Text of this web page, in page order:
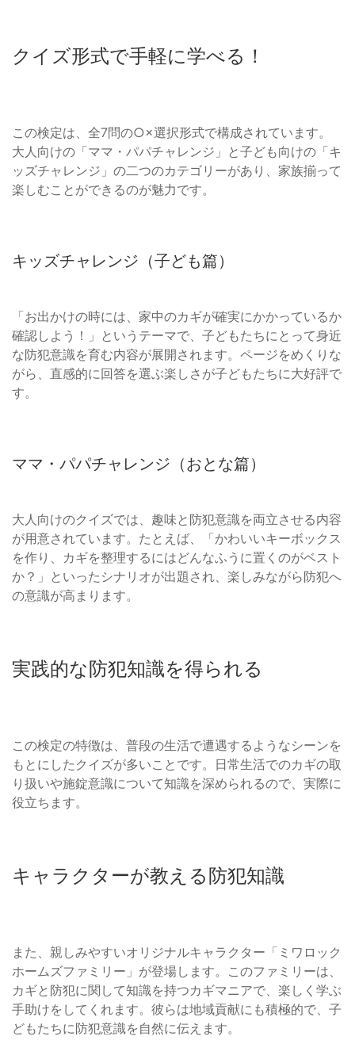
クイズ形式で手軽に学べる！
この検定は、全7問の○×選択形式で構成されています。
大人向けの「ママ・パパチャレンジ」と子ども向けの「キ
ッズチャレンジ」の二つのカテゴリーがあり、家族揃って
楽しむことができるのが魅力です。
キッズチャレンジ（子ども篇）
「お出かけの時には、家中のカギが確実にかかっているか
確認しよう！」というテーマで、子どもたちにとって身近
な防犯意識を育む内容が展開されます。ページをめくりな
がら、直感的に回答を選ぶ楽しさが子どもたちに大好評で
す。
ママ・パパチャレンジ（おとな篇）
大人向けのクイズでは、趣味と防犯意識を両立させる内容
が用意されています。たとえば、「かわいいキーボックス
を作り、カギを整理するにはどんなふうに置くのがベスト
か？」といったシナリオが出題され、楽しみながら防犯へ
の意識が高まります。
実践的な防犯知識を得られる
この検定の特徴は、普段の生活で遭遇するようなシーンを
もとにしたクイズが多いことです。日常生活でのカギの取
り扱いや施錠意識について知識を深められるので、実際に
役立ちます。
キャラクターが教える防犯知識
また、親しみやすいオリジナルキャラクター「ミワロック
ホームズファミリー」が登場します。このファミリーは、
カギと防犯に関して知識を持つカギマニアで、楽しく学ぶ
手助けをしてくれます。彼らは地域貢献にも積極的で、子
どもたちに防犯意識を自然に伝えます。